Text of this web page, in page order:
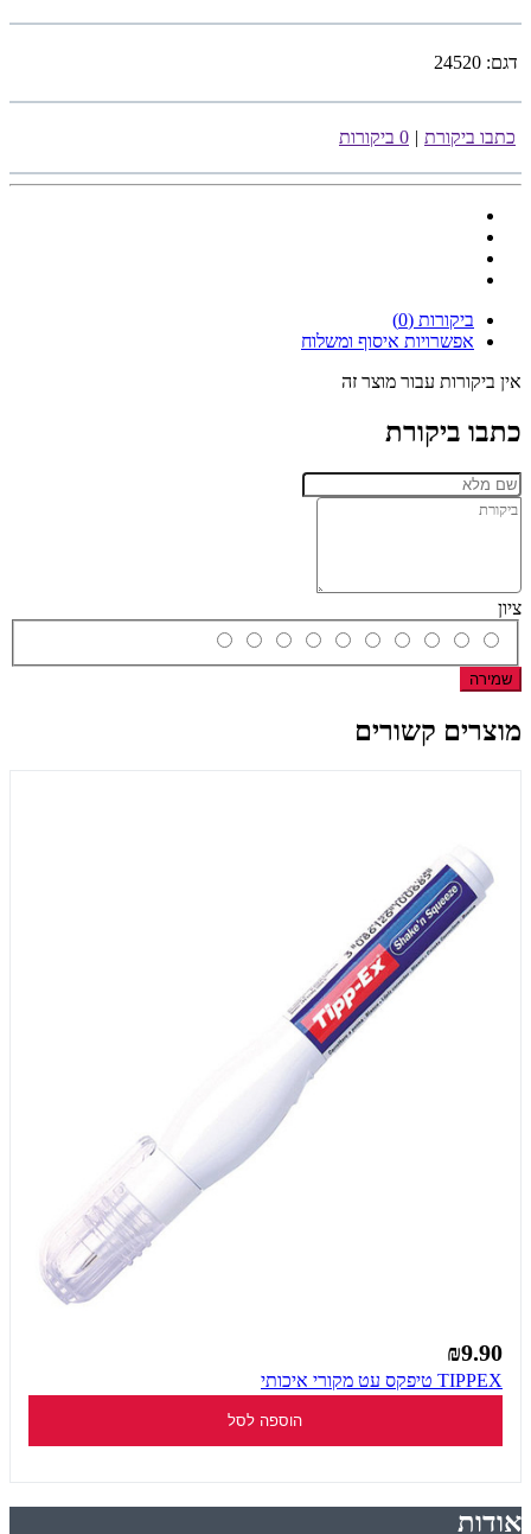
דגם: 24520
כתבו ביקורת | 0 ביקורות
ביקורות (0)
אפשרויות איסוף ומשלוח
אין ביקורות עבור מוצר זה
כתבו ביקורת
ציון
שמירה
מוצרים קשורים
₪9.90
TIPPEX טיפקס עט מקורי איכותי
הוספה לסל
אודות